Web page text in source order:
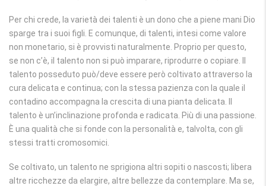
Per chi crede, la varietà dei talenti è un dono che a piene mani Dio
sparge tra i suoi figli. E comunque, di talenti, intesi come valore
non monetario, si è provvisti naturalmente. Proprio per questo,
se non c’è, il talento non si può imparare, riprodurre o copiare. Il
talento posseduto può/deve essere però coltivato attraverso la
cura delicata e continua; con la stessa pazienza con la quale il
contadino accompagna la crescita di una pianta delicata. Il
talento è un’inclinazione profonda e radicata. Più di una passione.
È una qualità che si fonde con la personalità e, talvolta, con gli
stessi tratti cromosomici.
Se coltivato, un talento ne sprigiona altri sopiti o nascosti; libera
altre ricchezze da elargire, altre bellezze da contemplare. Ma se,